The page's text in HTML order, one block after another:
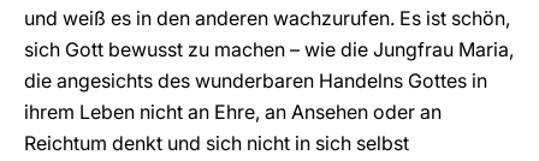
und weiß es in den anderen wachzurufen. Es ist schön,
sich Gott bewusst zu machen – wie die Jungfrau Maria,
die angesichts des wunderbaren Handelns Gottes in
ihrem Leben nicht an Ehre, an Ansehen oder an
Reichtum denkt und sich nicht in sich selbst